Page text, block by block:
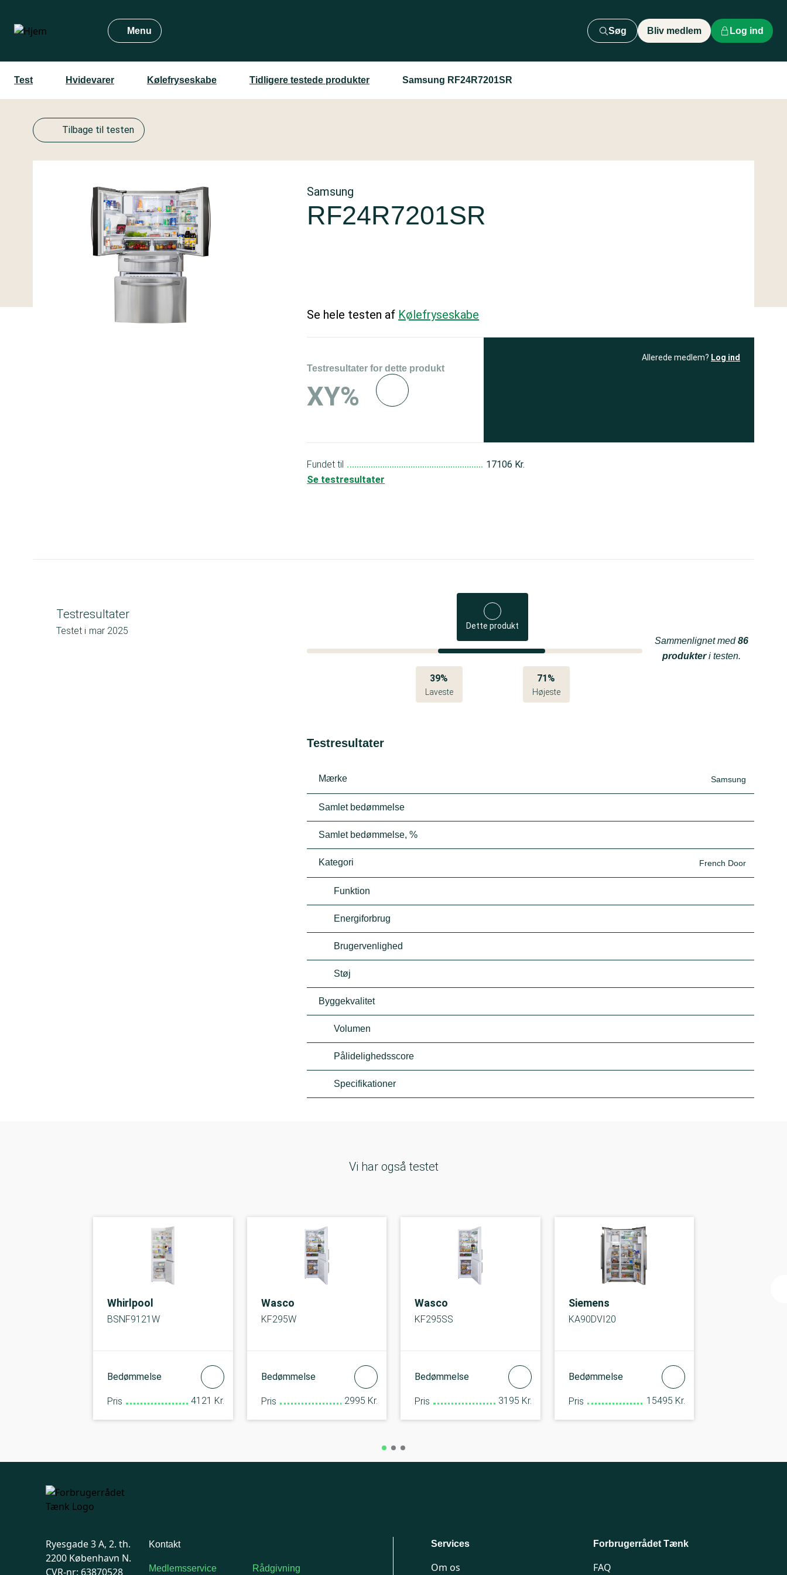
hovedindhold
Menu Søg Bliv medlem Log ind
Test Hvidevarer Kølefryseskabe Tidligere testede produkter Samsung RF24R7201SR
Tilbage til testen
Samsung
RF24R7201SR
Se hele testen af Kølefryseskabe
Testresultater for dette produkt
XY%
Allerede medlem? Log ind
Fundet til
17106 Kr.
Se testresultater
Testresultater
Testet i mar 2025 Dette produkt
39%
Laveste
71%
Højeste
Sammenlignet med86
produkteri testen.
Testresultater
Mærke Samsung
Samlet bedømmelse
Samlet bedømmelse, %
Kategori French Door
Funktion
Energiforbrug
Brugervenlighed
Støj
Byggekvalitet
Volumen
Pålidelighedsscore
Specifikationer
Vi har også testet
Whirlpool
BSNF9121W
Bedømmelse
Pris 4121 Kr.
Wasco
KF295W
Bedømmelse
Pris 2995 Kr.
Wasco
KF295SS
Bedømmelse
Pris 3195 Kr.
Siemens
KA90DVI20
Bedømmelse
Pris 15495 Kr.
Ryesgade 3 A, 2. th.
2200 København N.
CVR-nr: 63870528
Kontakt
Medlemsservice Rådgivning
Services
Om os
Forbrugerrådet Tænk
FAQ